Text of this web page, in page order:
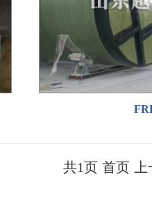
共1页 首页